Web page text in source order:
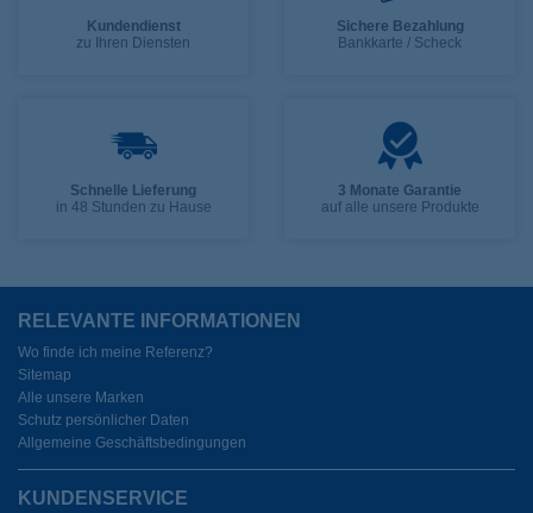
Kundendienst
zu Ihren Diensten
Sichere Bezahlung
Bankkarte / Scheck
Schnelle Lieferung
in 48 Stunden zu Hause
3 Monate Garantie
auf alle unsere Produkte
RELEVANTE INFORMATIONEN
Wo finde ich meine Referenz?
Sitemap
Alle unsere Marken
Schutz persönlicher Daten
Allgemeine Geschäftsbedingungen
KUNDENSERVICE